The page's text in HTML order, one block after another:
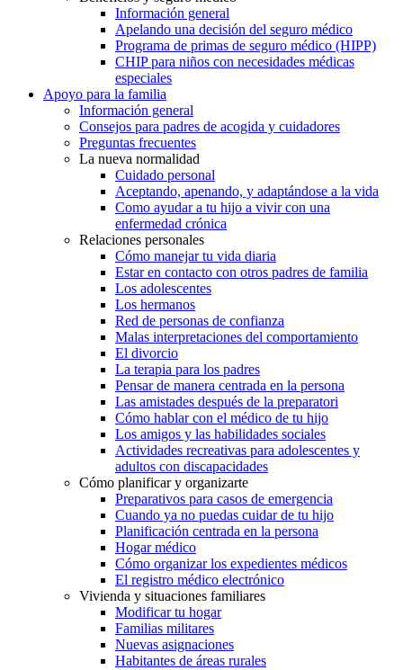
Información general
Apelando una decisión del seguro médico
Programa de primas de seguro médico (HIPP)
CHIP para niños con necesidades médicas
especiales
Apoyo para la familia
Información general
Consejos para padres de acogida y cuidadores
Preguntas frecuentes
La nueva normalidad
Cuidado personal
Aceptando, apenando, y adaptándose a la vida
Como ayudar a tu hijo a vivir con una
enfermedad crónica
Relaciones personales
Cómo manejar tu vida diaria
Estar en contacto con otros padres de familia
Los adolescentes
Los hermanos
Red de personas de confianza
Malas interpretaciones del comportamiento
El divorcio
La terapia para los padres
Pensar de manera centrada en la persona
Las amistades después de la preparatori
Cómo hablar con el médico de tu hijo
Los amigos y las habilidades sociales
Actividades recreativas para adolescentes y
adultos con discapacidades
Cómo planificar y organizarte
Preparativos para casos de emergencia
Cuando ya no puedas cuidar de tu hijo
Planificación centrada en la persona
Hogar médico
Cómo organizar los expedientes médicos
El registro médico electrónico
Vivienda y situaciones familiares
Modificar tu hogar
Familias militares
Nuevas asignaciones
Habitantes de áreas rurales